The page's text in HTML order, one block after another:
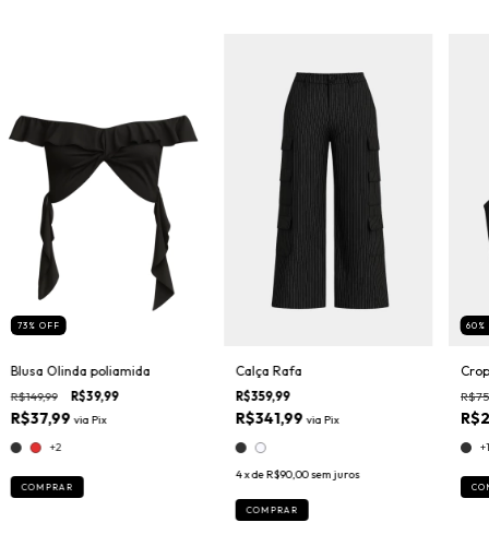
73 % OFF
Blusa Olinda poliamida
R$149,99 R$39,99
R$37,99via Pix
+2
COMPRAR
Calça Rafa
R$359,99
R$341,99via Pix
4x deR$90,00sem juros
COMPRAR
60 %
+1